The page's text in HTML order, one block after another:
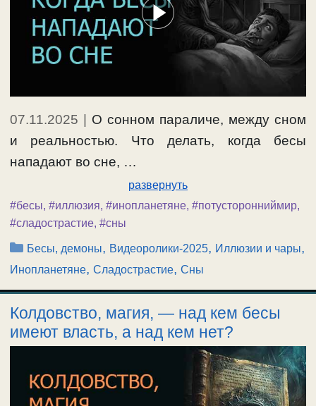
07.11.2025
О сонном параличе, между сном
и реальностью. Что делать, когда бесы
нападают во сне, …
развернуть
#бесы, #иллюзия, #инопланетяне, #потусторонниймир,
#сладострастие, #сны
Рубрики
Бесы, демоны, Видеоролики-2025, Иллюзии и чары,
Инопланетяне, Сладострастие, Сны
Колдовство, магия, — над кем бесы
имеют власть, а над кем нет?